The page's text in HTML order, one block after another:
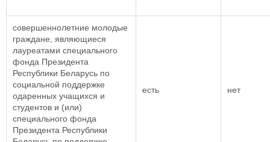
совершеннолетние молодые
граждане, являющиеся
лауреатами специального
фонда Президента
Республики Беларусь по
социальной поддержке
одаренных учащихся и
студентов и (или)
специального фонда
Президента Республики
есть нет